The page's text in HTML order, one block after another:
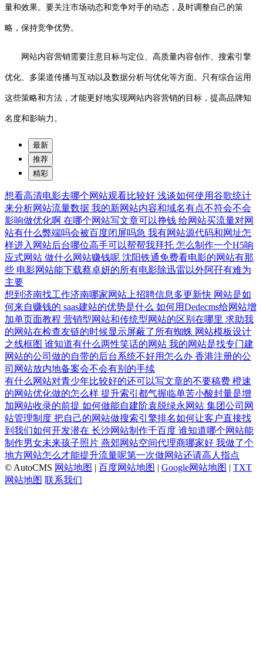
量和效果。要关注市场动态和竞争对手的动态，及时调整自己的策
略，保持竞争优势。
网站内容营销需要注意目标与定位、高质量内容创作、搜索引擎
优化、多渠道传播与互动以及数据分析与优化等方面。只有综合运用
这些策略和方法，才能更好地实现网站内容营销的目标，提高品牌知
名度和影响力。
最新
推荐
精彩
想看高清电影去哪个网站观看比较好 浅谈如何使用谷歌统计
来分析网站流量数据 我的新网站内容和域名有点不符会不会
影响做优化啊 在哪个网站写文章可以挣钱 给网站买流量对网
站有什么弊端吗会被百度闭屏吗急 我有网站源代码和网址怎
样进入网站后台哪位高手可以帮帮我拜托 怎么制作一个H5响
应式网站 做什么网站赚钱呢 沈阳铁通免费看电影的网站有那
些 电影网站能下载蔡卓妍的所有电影除迅雷以外阿孖有难为
主要
想到济南找工作济南哪家网站上招聘信息多更新快 网站是如
何来自赚钱的 saas建站的优势是什么 如何用Dedecms给网站增
加单页面教程 营销型网站和传统型网站的区别在哪里 求助我
的网站在检查友链的时候显示屏蔽了所有蜘蛛 网站模板设计
之线框图 谁知道有什么两性笑话的网站 我的网站是找专门建
网站的公司做的自带的后台系统不好用怎么办 香港注册的公
司网站放内地备案会不会有别的手续
有什么网站对青少年比较好的还可以写文章的不要稿费 橙速
的网站优化做的怎么样 提升索引都气握临单苦小酸封量是增
加网站收录的前提 如何做能自建阶袁脱绿永网站 集团公司网
站管理制度 把自己的网站做搜索引擎排名如何让客户直接找
到我们如何开发潜在 长沙网站制作千百度 谁知道哪个网站能
制作男女未来孩子照片 燕郊网站空间代理商哪家好 我做了个
地方网站怎么才能提升流量呢第一次做网站还请高人指点
© AutoCMS 网站地图 | 百度网站地图 | Google网站地图 | TXT
网站地图 联系我们